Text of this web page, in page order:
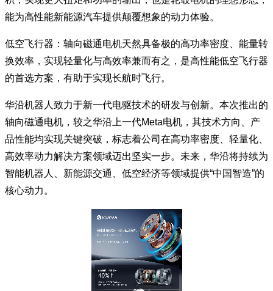
能为高性能新能源汽车提供颠覆想象的动力体验。
低空飞行器：轴向磁通电机天然具备极的高功率密度、能量转
换效率，实现轻量化与高效率兼而有之，是高性能低空飞行器
的首选方案，有助于实现长航时飞行。
华沿机器人致力于新一代电驱技术的研发与创新。本次推出的
轴向磁通电机，较之华沿上一代Meta电机，其技术方向、产
品性能均实现关键突破，标志着公司在高功率密度、轻量化、
高效率动力解决方案领域迈出坚实一步。未来，华沿将持续为
智能机器人、新能源交通、低空经济等领域提供“中国智造”的
核心动力。